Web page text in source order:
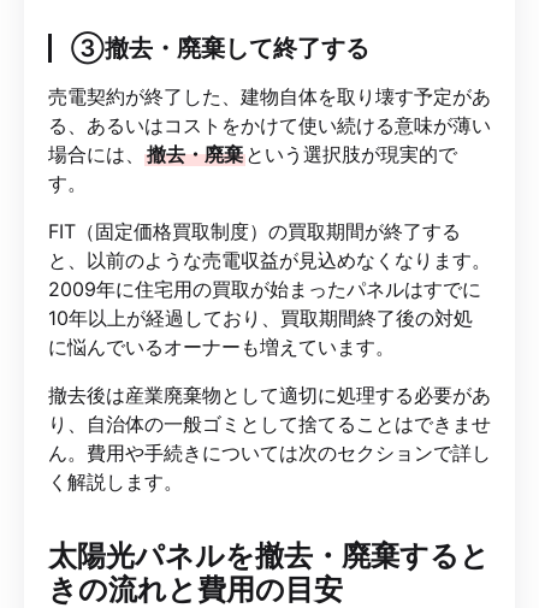
③撤去・廃棄して終了する
売電契約が終了した、建物自体を取り壊す予定があ
る、あるいはコストをかけて使い続ける意味が薄い
場合には、 撤去・廃棄 という選択肢が現実的で
す。
FIT（固定価格買取制度）の買取期間が終了する
と、以前のような売電収益が見込めなくなります。
2009年に住宅用の買取が始まったパネルはすでに
10年以上が経過しており、買取期間終了後の対処
に悩んでいるオーナーも増えています。
撤去後は産業廃棄物として適切に処理する必要があ
り、自治体の一般ゴミとして捨てることはできませ
ん。費用や手続きについては次のセクションで詳し
く解説します。
太陽光パネルを撤去・廃棄すると
きの流れと費用の目安